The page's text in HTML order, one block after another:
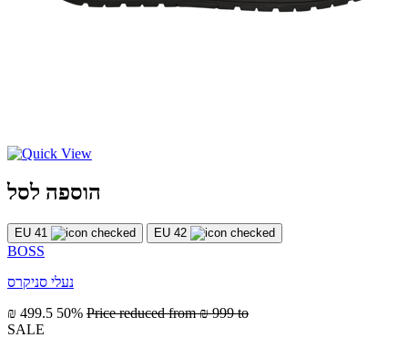
הוספה לסל
EU 41 EU 42
BOSS
נעלי סניקרס
₪ 499.5 50% Price reduced from₪ 999 to
SALE